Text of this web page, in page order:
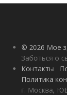
© 2026 Мое
Заботься о
Контакты
Политика
г. Москва,